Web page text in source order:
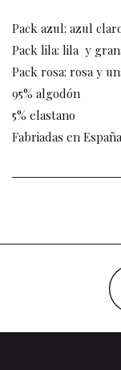
Pack azul: azul
Pack lila: lila y
Pack rosa: rosa y
95% algodón
5% elastano
Fabriadas en